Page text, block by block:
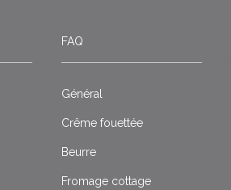
FAQ
Général
Crême fouettée
Beurre
Fromage cottage